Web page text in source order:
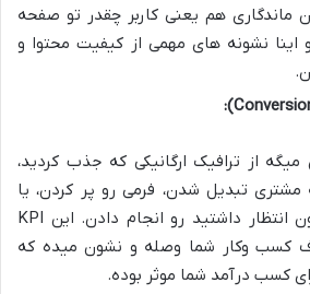
ماندگاری هم یعنی کاربر چقدر تو صفحه
اینا نشونه های مهمی از کیفیت محتوا و
از ترافیک ارگانیکی که جذب کردید،
تبدیل شدن، فرمی رو پر کردن، یا
کاری که شما ازشون انتظار داشتید رو انجام دادن. این KPI
کسب وکار شما وصله و نشون میده که
کسب درآمد شما موثر بوده.